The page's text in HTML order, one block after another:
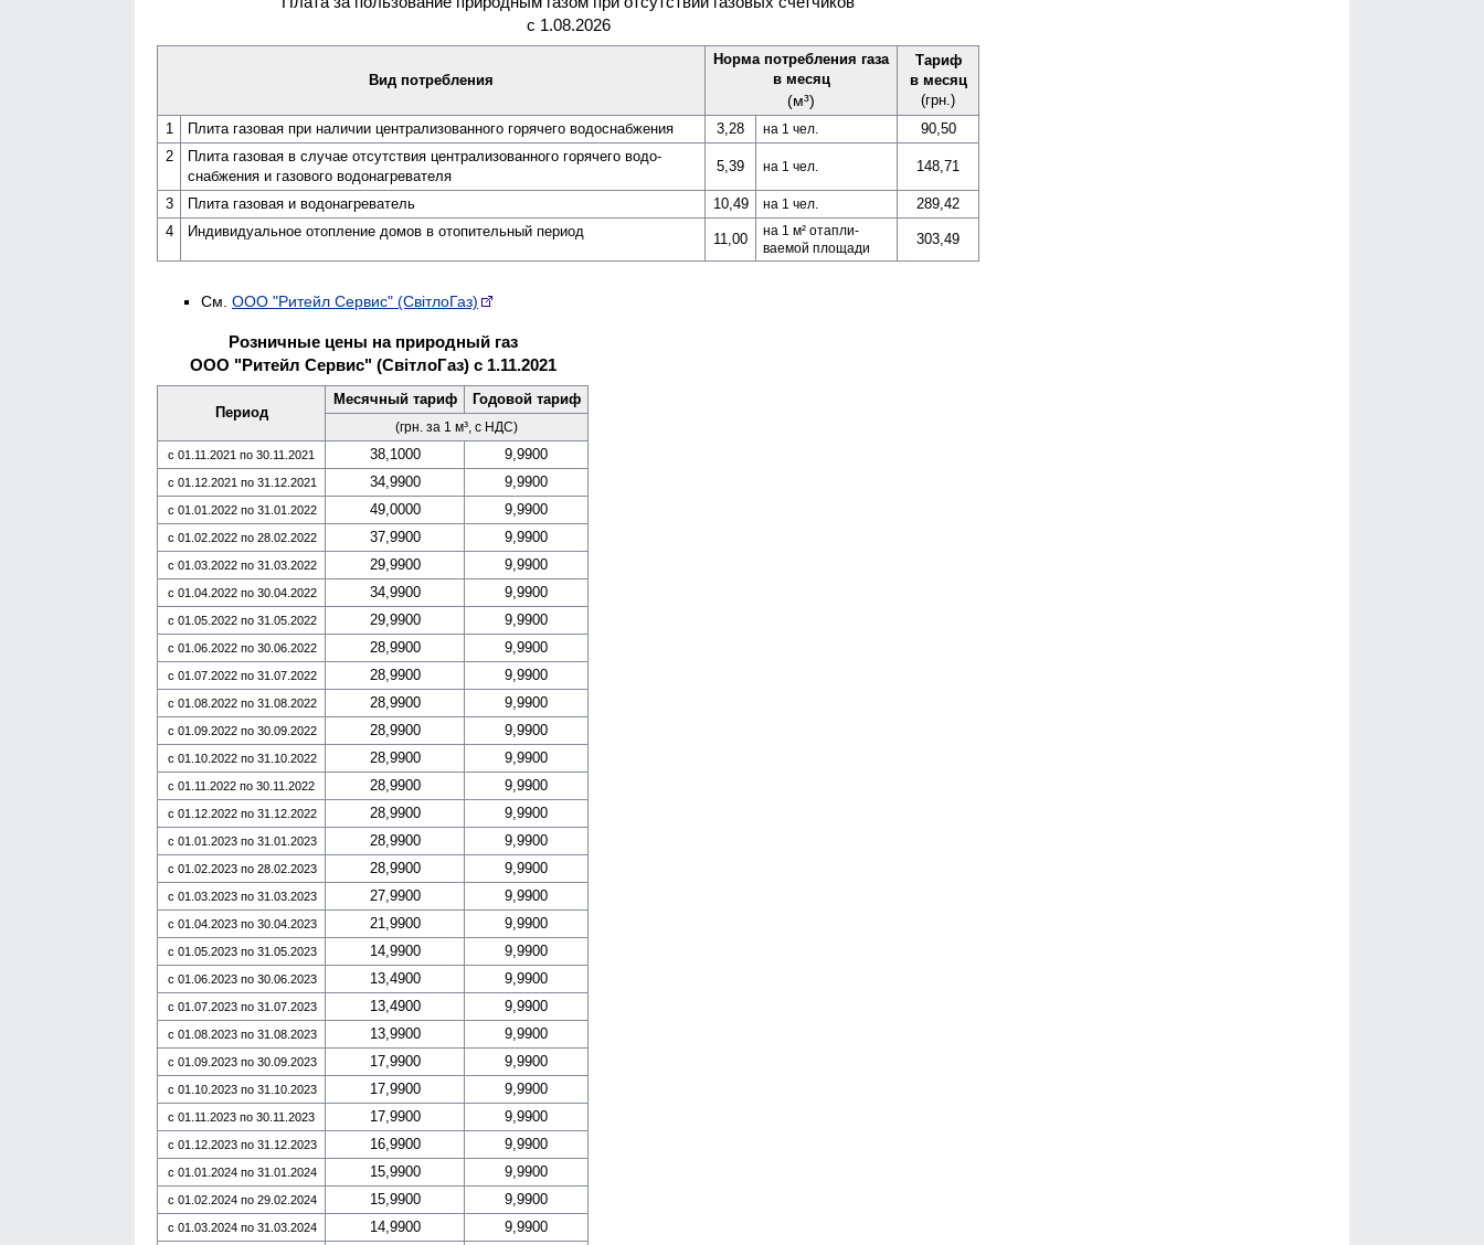
с 1.08.2026
Вид потребления
Норма потребления газа
в месяц
(м³)
Тариф
в месяц
(грн.)
1
Плита газовая при наличии централи­­зованного горячего водо­­снабжения 3,28 на 1 чел.
90,50
2
Плита газовая в случае отсутствия централи­зованного горячего водо­
снабжения и газового водо­нагревателя
5,39 на 1 чел. 148,71
3 Плита газовая и водо­нагреватель 10,49 на 1 чел.
289,42
4
Индивидуальное отопление домов в отопительный период 11,00
на 1 м² отапли­
ваемой площади
303,49
См. ООО "Ритейл Сервис" (СвітлоГаз)
Розничные цены на природный газ
ООО "Ритейл Сервис" (СвітлоГаз) с 1.11.2021
Период
Месячный тариф Годовой тариф
(грн. за 1 м³, с НДС)
с 01.11.2021 по 30.11.2021 38,1000 9,9900
с 01.12.2021 по 31.12.2021 34,9900 9,9900
с 01.01.2022 по 31.01.2022 49,0000 9,9900
с 01.02.2022 по 28.02.2022 37,9900 9,9900
с 01.03.2022 по 31.03.2022 29,9900 9,9900
с 01.04.2022 по 30.04.2022 34,9900 9,9900
с 01.05.2022 по 31.05.2022 29,9900 9,9900
с 01.06.2022 по 30.06.2022 28,9900 9,9900
с 01.07.2022 по 31.07.2022 28,9900 9,9900
с 01.08.2022 по 31.08.2022 28,9900 9,9900
с 01.09.2022 по 30.09.2022 28,9900 9,9900
с 01.10.2022 по 31.10.2022 28,9900 9,9900
с 01.11.2022 по 30.11.2022 28,9900 9,9900
с 01.12.2022 по 31.12.2022 28,9900 9,9900
с 01.01.2023 по 31.01.2023 28,9900 9,9900
с 01.02.2023 по 28.02.2023 28,9900 9,9900
с 01.03.2023 по 31.03.2023 27,9900 9,9900
с 01.04.2023 по 30.04.2023 21,9900 9,9900
с 01.05.2023 по 31.05.2023 14,9900 9,9900
с 01.06.2023 по 30.06.2023 13,4900 9,9900
с 01.07.2023 по 31.07.2023 13,4900 9,9900
с 01.08.2023 по 31.08.2023 13,9900 9,9900
с 01.09.2023 по 30.09.2023 17,9900 9,9900
с 01.10.2023 по 31.10.2023 17,9900 9,9900
с 01.11.2023 по 30.11.2023 17,9900 9,9900
с 01.12.2023 по 31.12.2023 16,9900 9,9900
с 01.01.2024 по 31.01.2024 15,9900 9,9900
с 01.02.2024 по 29.02.2024 15,9900 9,9900
с 01.03.2024 по 31.03.2024 14,9900 9,9900